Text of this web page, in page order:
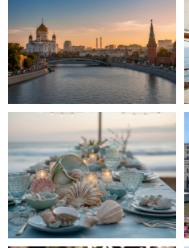
Остались вопросы?